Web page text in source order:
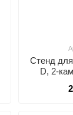
Стенд
D, 2-
(Італія)